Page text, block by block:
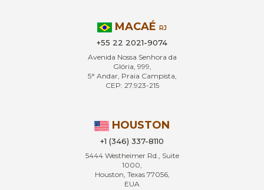
MACAÉ RJ
+55 22 2021-9074
Avenida Nossa Senhora da
Glória, 999,
5° Andar, Praia Campista,
CEP: 27.923-215
HOUSTON
+1 (346) 337-8110
5444 Westheimer Rd., Suite
1000,
Houston, Texas 77056,
EUA